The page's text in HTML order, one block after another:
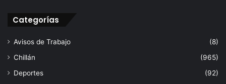
Categorías
Avisos de Trabajo
(8)
Chillán
(965)
Deportes
(92)